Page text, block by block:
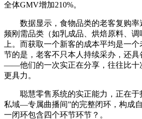
全体GMV增加210%。
数据显示，食物品类的老客复购率
频刚需品类（如乳成品、烘焙原料、调
上。而获取一个新客的成本平均是一
节的是，老客不只本人持续采办，还
——他们的一次实正在分享，往往比十
更具力。
聪慧零售系统的实正能力，正在于
私域—专属曲播间”的完整闭环，构成
一闭环包含四个环节环节？。